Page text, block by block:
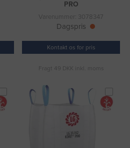
PRO
Varenummer: 3078347
Dagspris
Kontakt os for pris
Fragt 49 DKK inkl. moms